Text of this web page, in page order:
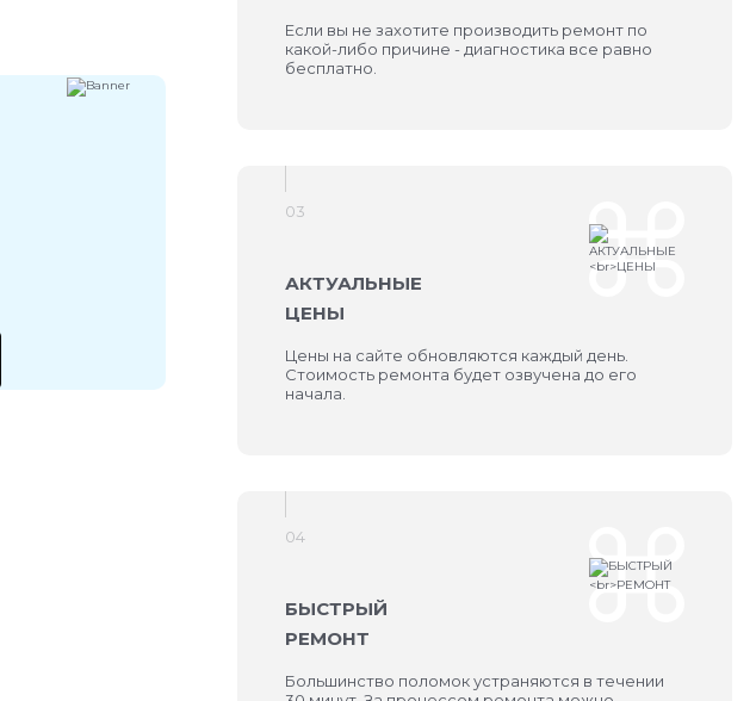
Если вы не захотите производить ремонт по
какой-либо причине - диагностика все равно
бесплатно.
03
АКТУАЛЬНЫЕ
ЦЕНЫ
Цены на сайте обновляются каждый день.
Стоимость ремонта будет озвучена до его
начала.
04
БЫСТРЫЙ
РЕМОНТ
Большинство поломок устраняются в течении